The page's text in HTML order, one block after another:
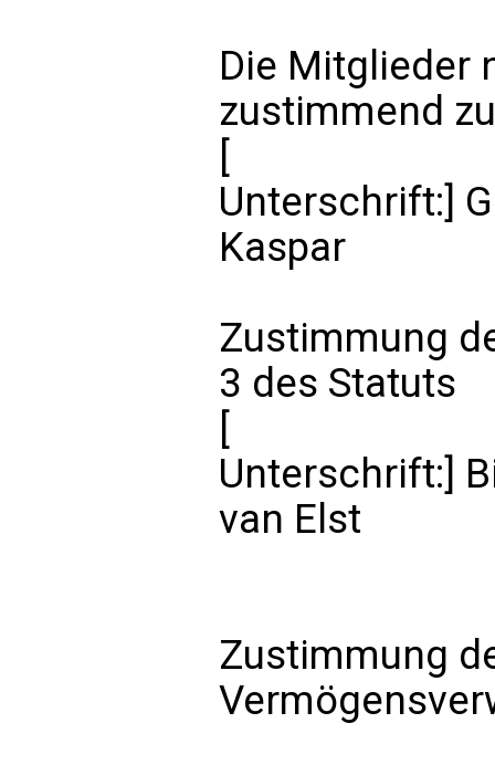
Die Mitglieder
zustimmend
[
Unterschrift:]
Kaspar
Zustimmung
3 des Statuts
[
Unterschrift:]
van Elst
Zustimmung